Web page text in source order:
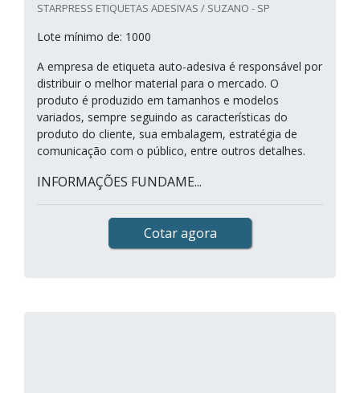
STARPRESS ETIQUETAS ADESIVAS / SUZANO - SP
Lote mínimo de: 1000
A empresa de etiqueta auto-adesiva é responsável por
distribuir o melhor material para o mercado. O
produto é produzido em tamanhos e modelos
variados, sempre seguindo as características do
produto do cliente, sua embalagem, estratégia de
comunicação com o público, entre outros detalhes.
INFORMAÇÕES FUNDAME...
Cotar agora